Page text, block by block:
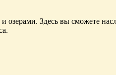
Здесь вы сможете